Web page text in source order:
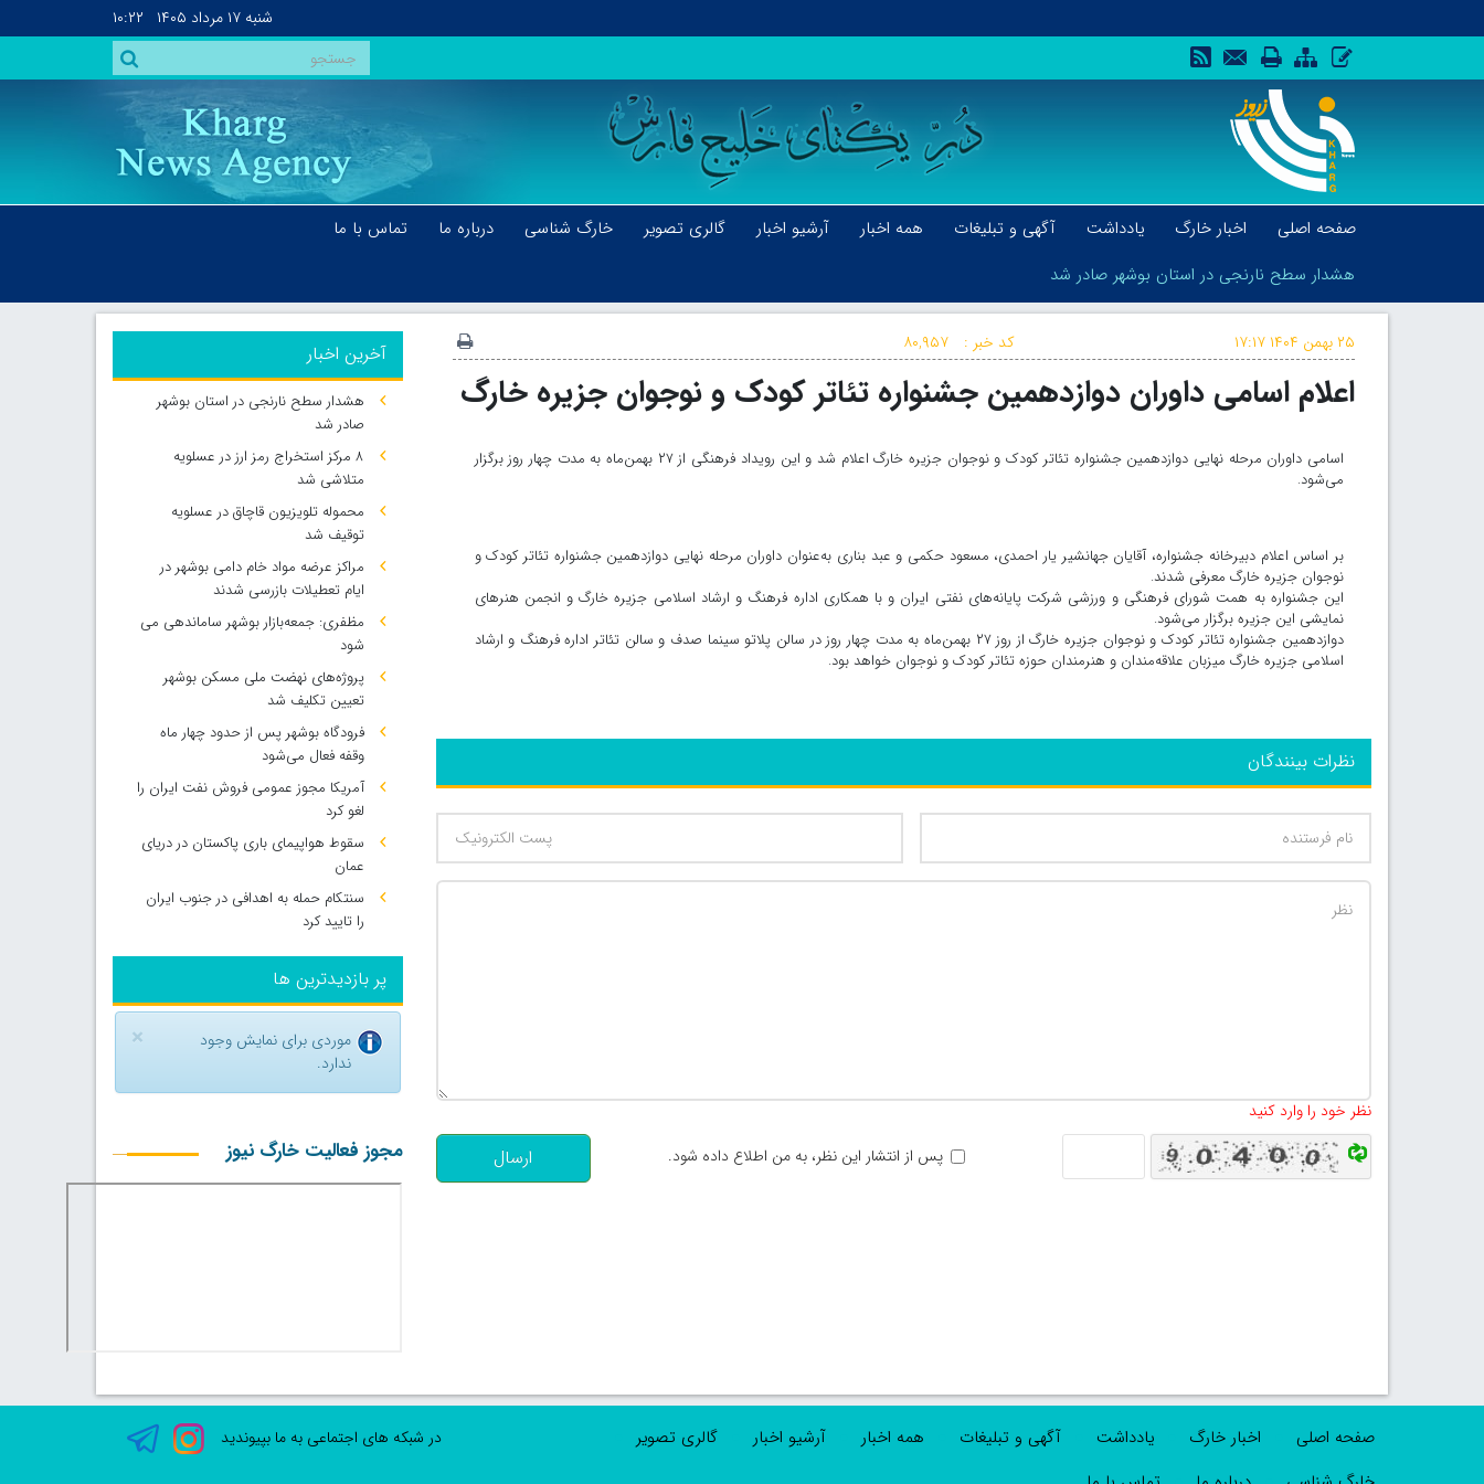
شنبه ۱۷ مرداد ۱۴۰۵ ۱۰:۲۲
صفحه اصلی اخبار خارگ یادداشت آگهی و تبلیغات همه اخبار آرشیو اخبار گالری تصویر خارگ شناسی درباره ما
تماس با ما
هشدار سطح نارنجی در استان بوشهر صادر شد
هشدار سطح نارنجی در استان بوشهر صادر شد
کد خبر : ۸۰,۹۵۷ ۲۵ بهمن ۱۴۰۴ ۱۷:۱۷
اعلام اسامی داوران دوازدهمین جشنواره تئاتر کودک و نوجوان جزیره خارگ
اسامی داوران مرحله نهایی دوازدهمین جشنواره تئاتر کودک و نوجوان جزیره خارگ اعلام شد و این رویداد فرهنگی از ۲۷ بهمن‌ماه به مدت چهار روز برگزار
می‌شود.
بر اساس اعلام دبیرخانه جشنواره، آقایان جهانشیر یار احمدی، مسعود حکمی و عبد بناری به‌عنوان داوران مرحله نهایی دوازدهمین جشنواره تئاتر کودک و
نوجوان جزیره خارگ معرفی شدند.
این جشنواره به همت شورای فرهنگی و ورزشی شرکت پایانه‌های نفتی ایران و با همکاری اداره فرهنگ و ارشاد اسلامی جزیره خارگ و انجمن هنرهای
نمایشی این جزیره برگزار می‌شود.
دوازدهمین جشنواره تئاتر کودک و نوجوان جزیره خارگ از روز ۲۷ بهمن‌ماه به مدت چهار روز در سالن پلاتو سینما صدف و سالن تئاتر اداره فرهنگ و ارشاد
اسلامی جزیره خارگ میزبان علاقه‌مندان و هنرمندان حوزه تئاتر کودک و نوجوان خواهد بود.
نظرات بینندگان
نظر خود را وارد کنید
پس از انتشار این نظر، به من اطلاع داده شود.
ارسال
آخرین اخبار
هشدار سطح نارنجی در استان بوشهر
صادر شد
۸ مرکز استخراج رمز ارز در عسلویه
متلاشی شد
محموله تلویزیون قاچاق در عسلویه
توقیف شد
مراکز عرضه مواد خام دامی بوشهر در
ایام تعطیلات بازرسی شدند
مظفری: جمعه‌بازار بوشهر ساماندهی می‌
شود
پروژه‌های نهضت ملی مسکن بوشهر
تعیین تکلیف شد
فرودگاه بوشهر پس از حدود چهار ماه
وقفه فعال می‌شود
آمریکا مجوز عمومی فروش نفت ایران را
لغو کرد
سقوط هواپیمای باری پاکستان در دریای
عمان
سنتکام حمله به اهدافی در جنوب ایران
را تایید کرد
پر بازدیدترین ها
×
موردی برای نمایش وجود
ندارد.
مجوز فعالیت خارگ نیوز
صفحه اصلی اخبار خارگ یادداشت آگهی و تبلیغات همه اخبار آرشیو اخبار
گالری تصویر
در شبکه های اجتماعی به ما بپیوندید